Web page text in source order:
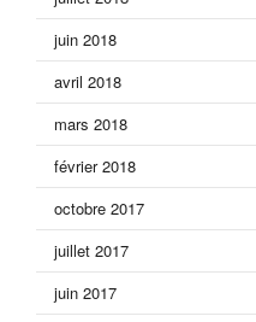
juin 2018
avril 2018
mars 2018
février 2018
octobre 2017
juillet 2017
juin 2017